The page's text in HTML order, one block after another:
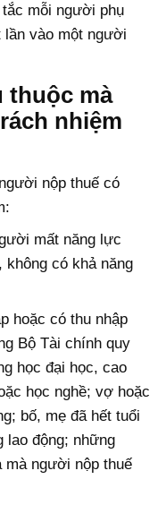
mỗi người phụ
vào một người
thuộc mà
nhiệm
nộp thuế có
mất năng lực
có khả năng
hoặc có thu nhập
Bộ Tài chính quy
học đại học, cao
học nghề; vợ hoặc
bố, mẹ đã hết tuổi
lao động; những
người nộp thuế